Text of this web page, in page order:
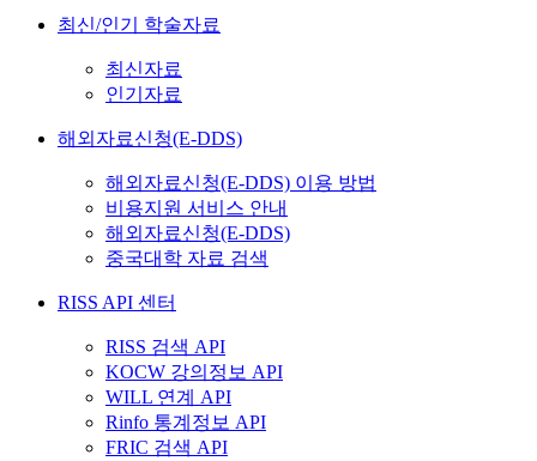
최신/인기 학술자료
최신자료
인기자료
해외자료신청(E-DDS)
해외자료신청(E-DDS) 이용 방법
비용지원 서비스 안내
해외자료신청(E-DDS)
중국대학 자료 검색
RISS API 센터
RISS 검색 API
KOCW 강의정보 API
WILL 연계 API
Rinfo 통계정보 API
FRIC 검색 API